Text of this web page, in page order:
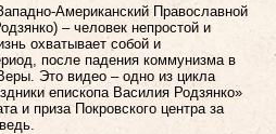
Американский Православной
– человек непростой и
охватывает собой и
после падения коммунизма в
Это видео – одно из цикла
епископа Василия Родзянко»
и приза Покровского центра за